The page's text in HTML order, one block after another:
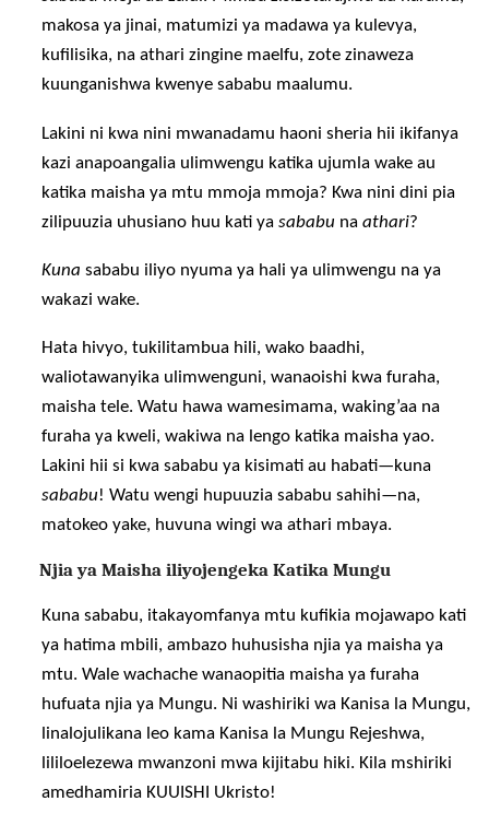
makosa ya jinai, matumizi ya madawa ya kulevya,
kufilisika, na athari zingine maelfu, zote zinaweza
kuunganishwa kwenye sababu maalumu.
Lakini ni kwa nini mwanadamu haoni sheria hii ikifanya
kazi anapoangalia ulimwengu katika ujumla wake au
katika maisha ya mtu mmoja mmoja? Kwa nini dini pia
zilipuuzia uhusiano huu kati yasababu naathari?
Kuna sababu iliyo nyuma ya hali ya ulimwengu na ya
wakazi wake.
Hata hivyo, tukilitambua hili, wako baadhi,
waliotawanyika ulimwenguni, wanaoishi kwa furaha,
maisha tele. Watu hawa wamesimama, waking’aa na
furaha ya kweli, wakiwa na lengo katika maisha yao.
Lakini hii si kwa sababu ya kisimati au habati—kuna
sababu! Watu wengi hupuuzia sababu sahihi—na,
matokeo yake, huvuna wingi wa athari mbaya.
Njia ya Maisha iliyojengeka Katika Mungu
Kuna sababu, itakayomfanya mtu kufikia mojawapo kati
ya hatima mbili, ambazo huhusisha njia ya maisha ya
mtu. Wale wachache wanaopitia maisha ya furaha
hufuata njia ya Mungu. Ni washiriki wa Kanisa la Mungu,
linalojulikana leo kama Kanisa la Mungu Rejeshwa,
lililoelezewa mwanzoni mwa kijitabu hiki. Kila mshiriki
amedhamiria KUUISHI Ukristo!